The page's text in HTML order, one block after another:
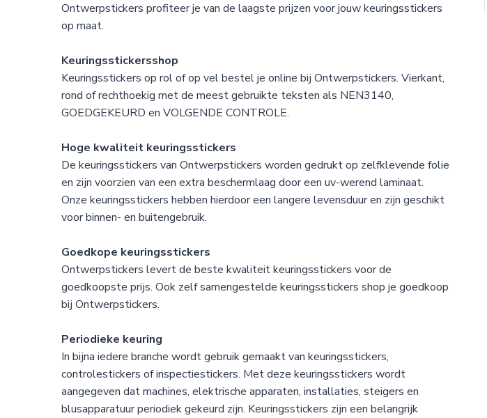
Ontwerpstickers profiteer je van de laagste prijzen voor jouw keuringsstickers
op maat.
Keuringsstickersshop
Keuringsstickers op rol of op vel bestel je online bij Ontwerpstickers. Vierkant,
rond of rechthoekig met de meest gebruikte teksten als NEN3140,
GOEDGEKEURD en VOLGENDE CONTROLE.
Hoge kwaliteit keuringsstickers
De keuringsstickers van Ontwerpstickers worden gedrukt op zelfklevende folie
en zijn voorzien van een extra beschermlaag door een uv-werend laminaat.
Onze keuringsstickers hebben hierdoor een langere levensduur en zijn geschikt
voor binnen- en buitengebruik.
Goedkope keuringsstickers
Ontwerpstickers levert de beste kwaliteit keuringsstickers voor de
goedkoopste prijs. Ook zelf samengestelde keuringsstickers shop je goedkoop
bij Ontwerpstickers.
Periodieke keuring
In bijna iedere branche wordt gebruik gemaakt van keuringsstickers,
controlestickers of inspectiestickers. Met deze keuringsstickers wordt
aangegeven dat machines, elektrische apparaten, installaties, steigers en
blusapparatuur periodiek gekeurd zijn. Keuringsstickers zijn een belangrijk